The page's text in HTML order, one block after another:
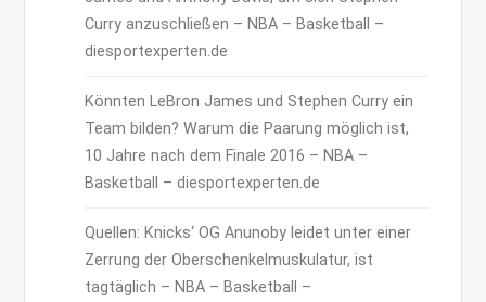
Curry anzuschließen – NBA – Basketball –
diesportexperten.de
Könnten LeBron James und Stephen Curry ein
Team bilden? Warum die Paarung möglich ist,
10 Jahre nach dem Finale 2016 – NBA –
Basketball – diesportexperten.de
Quellen: Knicks‘ OG Anunoby leidet unter einer
Zerrung der Oberschenkelmuskulatur, ist
tagtäglich – NBA – Basketball –